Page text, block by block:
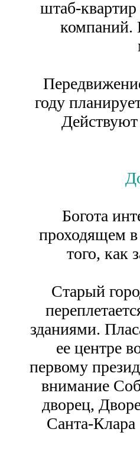
штаб-
компаний.
году
Богота
проходящем в
того, как
Старый
зданиями.
ее центре
первому
внимание
дворец,
Санта-